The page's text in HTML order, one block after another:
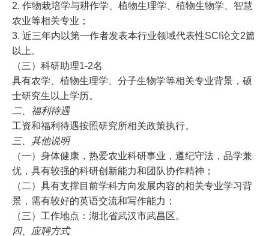
2. 作物栽培学与耕作学、植物生理学、植物生物学、智慧
农业等相关专业；
3. 近三年内以第一作者发表本行业领域代表性SCI论文2篇
以上。
（三）科研助理1-2名
具有农学、植物生理学、分子生物学等相关专业背景，硕
士研究生以上学历。
二、福利待遇
工资和福利待遇按照研究所相关政策执行。
三、其他说明
（一）身体健康，热爱农业科研事业，遵纪守法，品学兼
优，具有较强的科研创新能力和团队协作精神；
（二）具有支撑目前学科方向发展内容的相关专业学习背
景，需有较好的英语交流和写作能力；
（三）工作地点：湖北省武汉市武昌区。
四、应聘方式